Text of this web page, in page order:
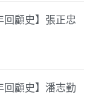
回顧史】張正忠
回顧史】潘志勤